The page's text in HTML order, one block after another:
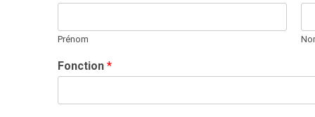
Prénom
Fonction *